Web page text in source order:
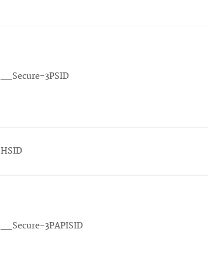
__Secure-3PSID
HSID
__Secure-3PAPISID